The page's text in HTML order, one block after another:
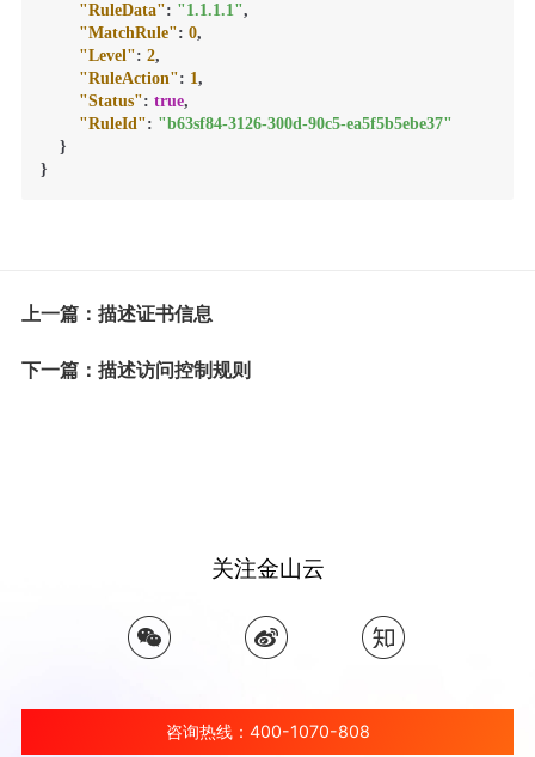
"RuleData": "1.1.1.1",
"MatchRule": 0,
"Level": 2,
"RuleAction": 1,
"Status": true,
"RuleId": "b63sf84-3126-300d-90c5-ea5f5b5ebe37"
}
}
上一篇：描述证书信息
下一篇：描述访问控制规则
关注金山云
咨询热线：400-1070-808